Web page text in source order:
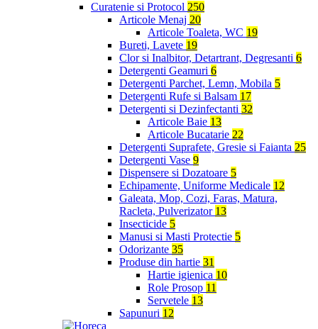
Curatenie si Protocol 250
Articole Menaj 20
Articole Toaleta, WC 19
Bureti, Lavete 19
Clor si Inalbitor, Detartrant, Degresanti 6
Detergenti Geamuri 6
Detergenti Parchet, Lemn, Mobila 5
Detergenti Rufe si Balsam 17
Detergenti si Dezinfectanti 32
Articole Baie 13
Articole Bucatarie 22
Detergenti Suprafete, Gresie si Faianta 25
Detergenti Vase 9
Dispensere si Dozatoare 5
Echipamente, Uniforme Medicale 12
Galeata, Mop, Cozi, Faras, Matura,
Racleta, Pulverizator 13
Insecticide 5
Manusi si Masti Protectie 5
Odorizante 35
Produse din hartie 31
Hartie igienica 10
Role Prosop 11
Servetele 13
Sapunuri 12